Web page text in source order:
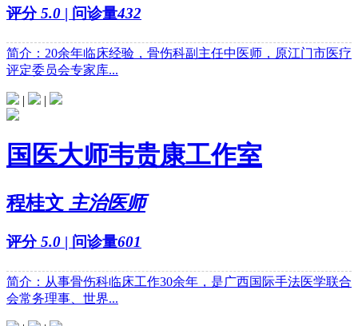
评分5.0 | 问诊量432
简介：20余年临床经验，骨伤科副主任中医师，原江门市医疗
评定委员会专家库...
| |
国医大师韦贵康工作室
程桂文 主治医师
评分5.0 | 问诊量601
简介：从事骨伤科临床工作30余年，是广西国际手法医学联合
会常务理事、世界...